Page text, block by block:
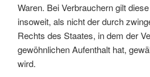
Waren. Bei Verbrauchern gilt
insoweit, als nicht der durch
Rechts des Staates, in dem der
gewöhnlichen Aufenthalt hat,
wird.